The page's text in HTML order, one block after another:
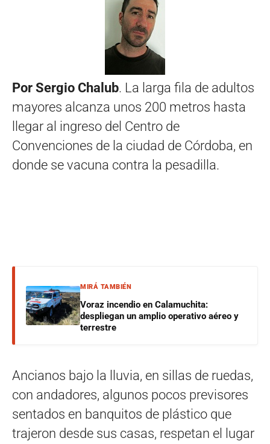
Por Sergio Chalub. La larga fila de adultos
mayores alcanza unos 200 metros hasta
llegar al ingreso del Centro de
Convenciones de la ciudad de Córdoba, en
donde se vacuna contra la pesadilla.
MIRÁ TAMBIÉN
Voraz incendio en Calamuchita:
despliegan un amplio operativo aéreo y
terrestre
Ancianos bajo la lluvia, en sillas de ruedas,
con andadores, algunos pocos previsores
sentados en banquitos de plástico que
trajeron desde sus casas, respetan el lugar